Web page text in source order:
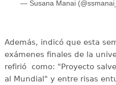
— Susana Manai
Además, indicó que esta
exámenes finales de la
refirió como: "Proyecto
al Mundial" y entre risas